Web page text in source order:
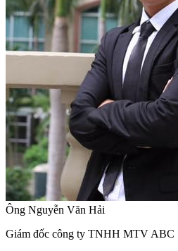
Ông Nguyễn Văn Hải
Giám đốc công ty TNHH MTV ABC